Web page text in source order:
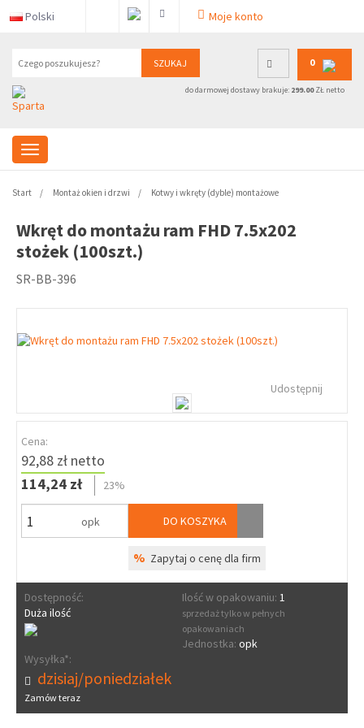
Polski Moje konto
SZUKAJ 0
do darmowej dostawy brakuje: 299.00ZŁ netto
Start Montaż okien i drzwi Kotwy i wkręty (dyble) montażowe
Wkręt do montażu ram FHD 7.5x202
stożek (100szt.)
SR-BB-396
Udostępnij
Cena:
92,88 zł netto
114,24 zł
23%
opk DO KOSZYKA
% Zapytaj o cenę dla firm
Dostępność:
Duża ilość
Ilość w opakowaniu: 1
sprzedaż tylko w pełnych
opakowaniach
Jednostka: opk
Wysyłka*:
dzisiaj/poniedziałek
Zamów teraz